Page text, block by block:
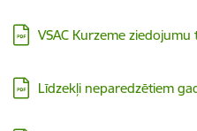
Lejupielādēt:
VSAC Kurzeme
Lejupielādēt:
Līdzekļi neparedzētiem